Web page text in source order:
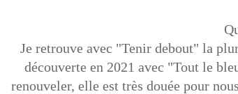
Je retrouve avec "Tenir debout" la
découverte en 2021 avec "Tout le
renouveler, elle est très douée pour